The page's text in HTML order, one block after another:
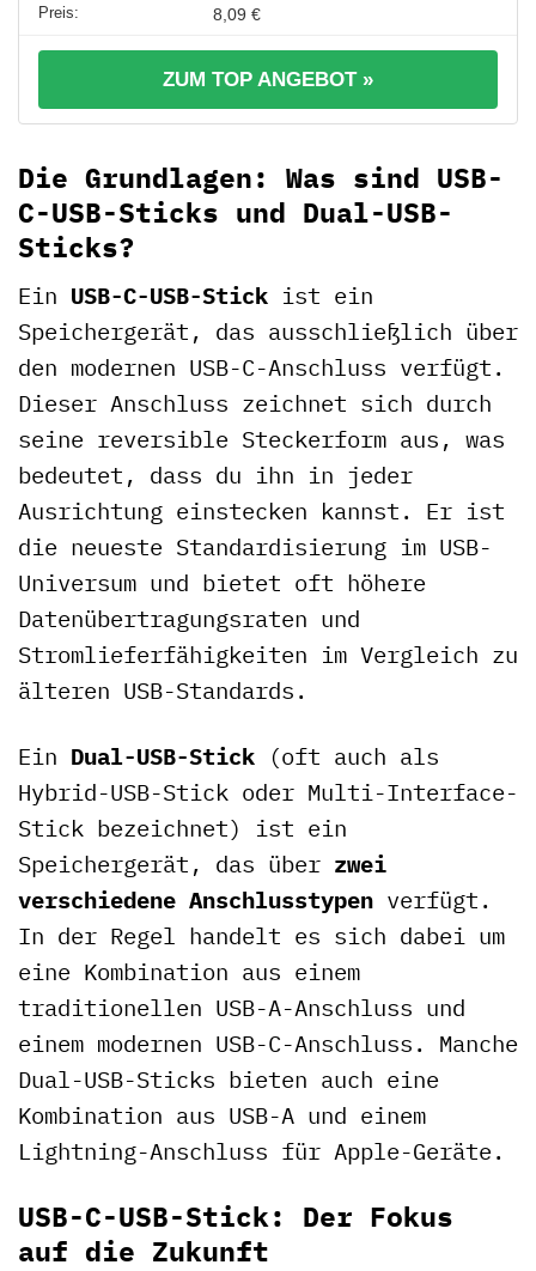
8,09 €
ZUM TOP ANGEBOT »
Die Grundlagen: Was sind USB-
C-USB-Sticks und Dual-USB-
Sticks?
Ein USB-C-USB-Stick ist ein
Speichergerät, das ausschließlich über
den modernen USB-C-Anschluss verfügt.
Dieser Anschluss zeichnet sich durch
seine reversible Steckerform aus, was
bedeutet, dass du ihn in jeder
Ausrichtung einstecken kannst. Er ist
die neueste Standardisierung im USB-
Universum und bietet oft höhere
Datenübertragungsraten und
Stromlieferfähigkeiten im Vergleich zu
älteren USB-Standards.
Ein Dual-USB-Stick (oft auch als
Hybrid-USB-Stick oder Multi-Interface-
Stick bezeichnet) ist ein
Speichergerät, das über zwei
verschiedene Anschlusstypen verfügt.
In der Regel handelt es sich dabei um
eine Kombination aus einem
traditionellen USB-A-Anschluss und
einem modernen USB-C-Anschluss. Manche
Dual-USB-Sticks bieten auch eine
Kombination aus USB-A und einem
Lightning-Anschluss für Apple-Geräte.
USB-C-USB-Stick: Der Fokus
auf die Zukunft